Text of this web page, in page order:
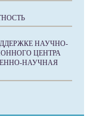
НАУЧНО-
ЦЕНТРА
НАУЧНАЯ